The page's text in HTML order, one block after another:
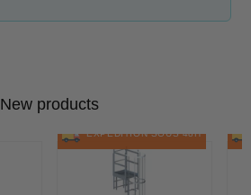
New products
EXPÉDITION SOUS 48H